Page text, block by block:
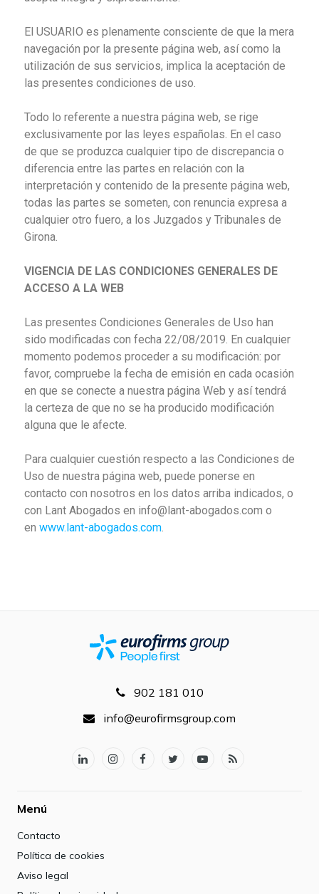
El USUARIO es plenamente consciente de que la mera
navegación por la presente página web, así como la
utilización de sus servicios, implica la aceptación de
las presentes condiciones de uso.
Todo lo referente a nuestra página web, se rige
exclusivamente por las leyes españolas. En el caso
de que se produzca cualquier tipo de discrepancia o
diferencia entre las partes en relación con la
interpretación y contenido de la presente página web,
todas las partes se someten, con renuncia expresa a
cualquier otro fuero, a los Juzgados y Tribunales de
Girona.
VIGENCIA DE LAS CONDICIONES GENERALES DE
ACCESO A LA WEB
Las presentes Condiciones Generales de Uso han
sido modificadas con fecha 22/08/2019. En cualquier
momento podemos proceder a su modificación: por
favor, compruebe la fecha de emisión en cada ocasión
en que se conecte a nuestra página Web y así tendrá
la certeza de que no se ha producido modificación
alguna que le afecte.
Para cualquier cuestión respecto a las Condiciones de
Uso de nuestra página web, puede ponerse en
contacto con nosotros en los datos arriba indicados, o
con Lant Abogados en info@lant-abogados.com o
en www.lant-abogados.com.
902 181 010
info@eurofirmsgroup.com
Menú
Contacto
Política de cookies
Aviso legal